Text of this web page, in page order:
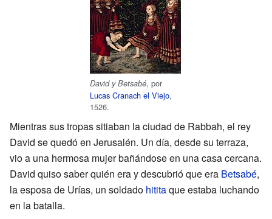
David y Betsabé, por
Lucas Cranach el Viejo,
1526.
Mientras sus tropas sitiaban la ciudad de Rabbah, el rey
David se quedó en Jerusalén. Un día, desde su terraza,
vio a una hermosa mujer bañándose en una casa cercana.
David quiso saber quién era y descubrió que era Betsabé,
la esposa de Urías, un soldado hititaque estaba luchando
en la batalla.